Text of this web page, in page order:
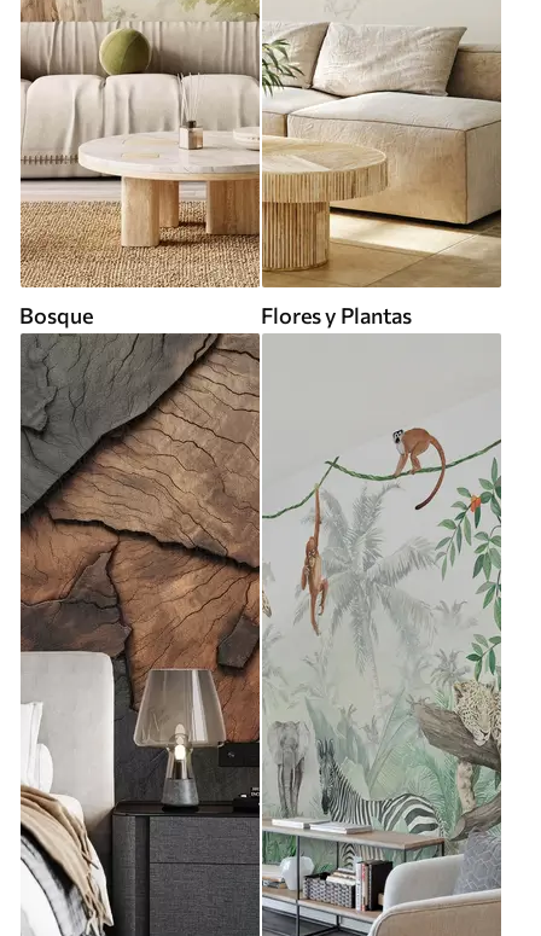
Bosque Flores y Plantas